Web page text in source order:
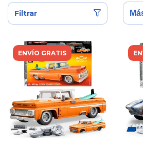
Filtrar
ENVÍO GRATIS